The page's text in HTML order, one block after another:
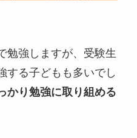
勉強しますが、受験生
する子どもも多いでし
かり勉強に取り組める